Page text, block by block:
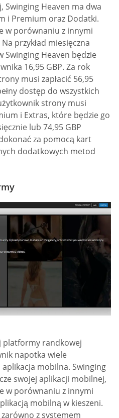
Swinging Heaven ma dwa
i Premium oraz Dodatki.
w porównaniu z innymi
przykład miesięczna
Swinging Heaven będzie
16,95 GBP. Za rok
musi zapłacić 56,95
dostęp do wszystkich
strony musi
i Extras, które będzie go
lub 74,95 GBP
za pomocą kart
dodatkowych metod
platformy randkowej
napotka wiele
aplikacja mobilna. Swinging
swojej aplikacji mobilnej,
w porównaniu z innymi
mobilną w kieszeni.
z systemem